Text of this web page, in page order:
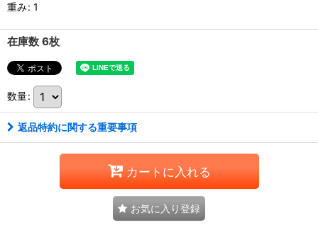
重み: 1
在庫数 6枚
数量:
返品特約に関する重要事項
カートに入れる
お気に入り登録